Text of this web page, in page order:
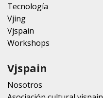
Tecnología
Vjing
Vjspain
Workshops
Vjspain
Nosotros